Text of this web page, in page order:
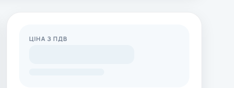
ЦІНА З ПДВ